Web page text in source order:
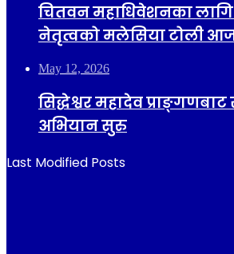
चितवन महाधिवेशनका
नेतृत्वको मलेसिया टोली
May 12, 2026
सिद्धेश्वर महादेव
अभियान सुरु
Last Modified Posts